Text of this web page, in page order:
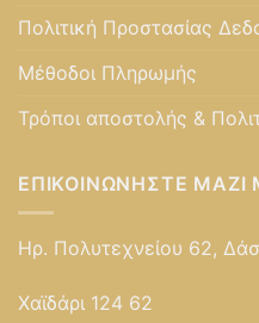
Πολιτική Προστασίας
Μέθοδοι Πληρωμής
Τρόποι αποστολής &
ΕΠΙΚΟΙΝΩΝΉΣΤΕ ΜΑΖΊ
Ηρ. Πολυτεχνείου 62,
Χαϊδάρι 124 62